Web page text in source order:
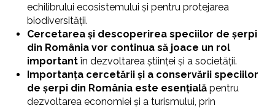
echilibrului ecosistemului și pentru protejarea
biodiversității.
Cercetarea și descoperirea speciilor de șerpi
din România vor continua să joace un rol
importantîn dezvoltarea științei și a societății.
Importanța cercetării și a conservării speciilor
de șerpi din România este esențială pentru
dezvoltarea economiei și a turismului, prin